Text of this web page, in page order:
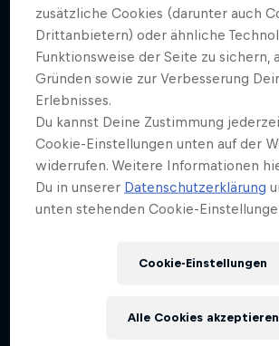
zusätzliche Cookies (darunter auch
Drittanbietern) oder ähnliche
Funktionsweise der Seite zu sichern,
Gründen sowie zur Verbesserung
Erlebnisses.
Du kannst Deine Zustimmung
Cookie-Einstellungen unten auf der
widerrufen. Weitere Informationen
Du in unserer Datenschutzerklärung
unten stehenden Cookie-
Cookie-Einstellungen
Alle Cookies akzeptieren